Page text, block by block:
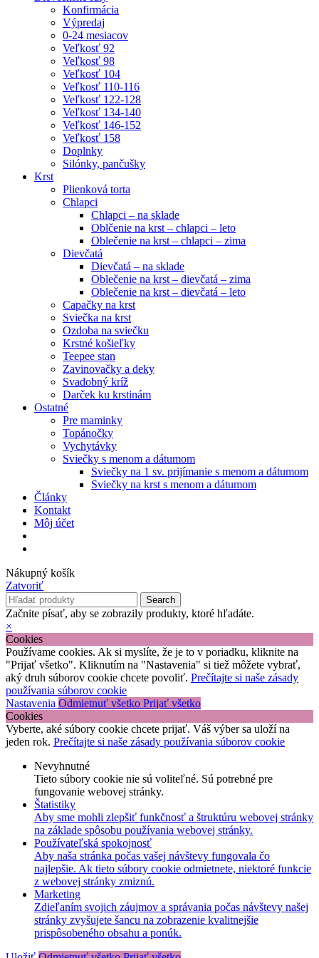
Konfirmácia
Výpredaj
0-24 mesiacov
Veľkosť 92
Veľkosť 98
Veľkosť 104
Veľkosť 110-116
Veľkosť 122-128
Veľkosť 134-140
Veľkosť 146-152
Veľkosť 158
Doplnky
Silónky, pančušky
Krst
Plienková torta
Chlapci
Chlapci – na sklade
Oblčenie na krst – chlapci – leto
Oblečenie na krst – chlapci – zima
Dievčatá
Dievčatá – na sklade
Oblečenie na krst – dievčatá – zima
Oblečenie na krst – dievčatá – leto
Capačky na krst
Sviečka na krst
Ozdoba na sviečku
Krstné košieľky
Teepee stan
Zavinovačky a deky
Svadobný kríž
Darček ku krstinám
Ostatné
Pre maminky
Topánočky
Vychytávky
Sviečky s menom a dátumom
Sviečky na 1 sv. prijímanie s menom a dátumom
Sviečky na krst s menom a dátumom
Články
Kontakt
Môj účet
Nákupný košík
Zatvoriť
Search
Začnite písať, aby se zobrazily produkty, ktoré hľadáte.
×
Cookies
Používame cookies. Ak si myslíte, že je to v poriadku, kliknite na
"Prijať všetko". Kliknutím na "Nastavenia" si tiež môžete vybrať,
aký druh súborov cookie chcete povoliť. Prečítajte si naše zásady
používania súborov cookie
Nastavenia Odmietnuť všetko Prijať všetko
Cookies
Vyberte, aké súbory cookie chcete prijať. Váš výber sa uloží na
jeden rok. Prečítajte si naše zásady používania súborov cookie
Nevyhnutné
Tieto súbory cookie nie sú voliteľné. Sú potrebné pre
fungovanie webovej stránky.
Štatistiky
Aby sme mohli zlepšiť funkčnosť a štruktúru webovej stránky
na základe spôsobu používania webovej stránky.
Používateľská spokojnosť
Aby naša stránka počas vašej návštevy fungovala čo
najlepšie. Ak tieto súbory cookie odmietnete, niektoré funkcie
z webovej stránky zmiznú.
Marketing
Zdieľaním svojich záujmov a správania počas návštevy našej
stránky zvyšujete šancu na zobrazenie kvalitnejšie
prispôsobeného obsahu a ponúk.